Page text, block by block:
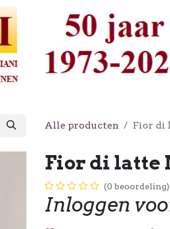
Alle producten Fior di
Fior di latte
(0 beoordeling)
Inloggen